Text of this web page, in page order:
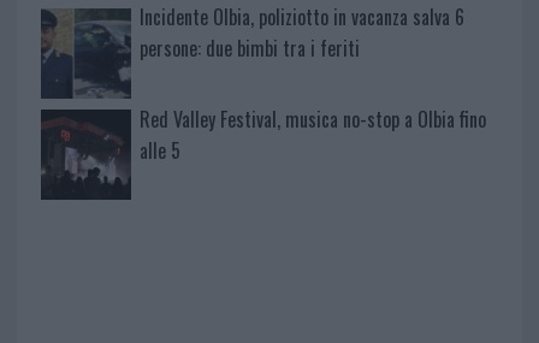
Incidente Olbia, poliziotto in vacanza salva 6
persone: due bimbi tra i feriti
Red Valley Festival, musica no-stop a Olbia fino
alle 5